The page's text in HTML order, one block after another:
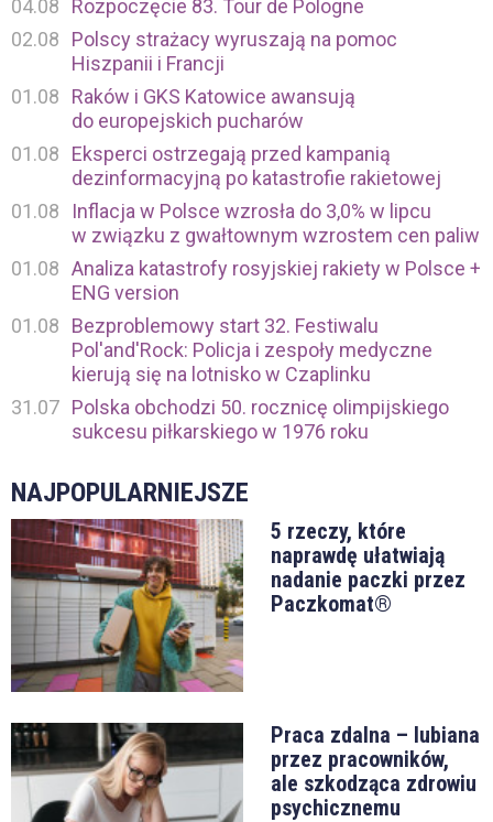
04.08
Rozpoczęcie 83. Tour de Pologne
02.08
Polscy strażacy wyruszają na pomoc
Hiszpanii i Francji
01.08
Raków i GKS Katowice awansują
do europejskich pucharów
01.08
Eksperci ostrzegają przed kampanią
dezinformacyjną po katastrofie rakietowej
01.08
Inflacja w Polsce wzrosła do 3,0% w lipcu
w związku z gwałtownym wzrostem cen paliw
01.08 Analiza katastrofy rosyjskiej rakiety w Polsce +
ENG version
01.08
Bezproblemowy start 32. Festiwalu
Pol'and'Rock: Policja i zespoły medyczne
kierują się na lotnisko w Czaplinku
31.07 Polska obchodzi 50. rocznicę olimpijskiego
sukcesu piłkarskiego w 1976 roku
NAJPOPULARNIEJSZE
5 rzeczy, które
naprawdę ułatwiają
nadanie paczki przez
Paczkomat®
Praca zdalna – lubiana
przez pracowników,
ale szkodząca zdrowiu
psychicznemu